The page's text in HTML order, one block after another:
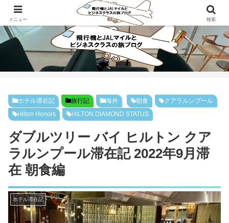
ビジネスクラスで旅にでよう！！
ホテル滞在記 旅行記 海外 朝食
クアラルンプール
Hilton Honors
HILTON DIAMOND STATUS
ダブルツリー バイ ヒルトン クア
ラルンプール滞在記 2022年9月滞
在 朝食編
ホテル滞在記
メニュー 検索